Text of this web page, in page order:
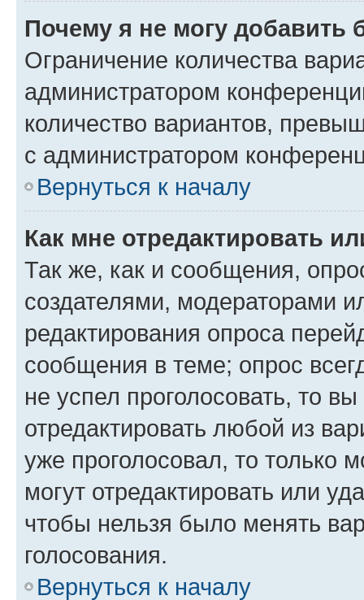
Почему я не могу добавить
Ограничение количества
администратором
количество вариантов,
с администратором
Вернуться к началу
Как мне отредактировать
Так же, как и сообщения,
создателями, модераторами
редактирования опроса
сообщения в теме; опрос
не успел проголосовать, то
отредактировать любой из
уже проголосовал, то только
могут отредактировать или
чтобы нельзя было менять
голосования.
Вернуться к началу